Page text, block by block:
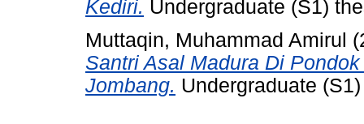
Kediri. Undergraduate (S1)
Muttaqin, Muhammad Amirul
Santri Asal Madura Di
Jombang. Undergraduate